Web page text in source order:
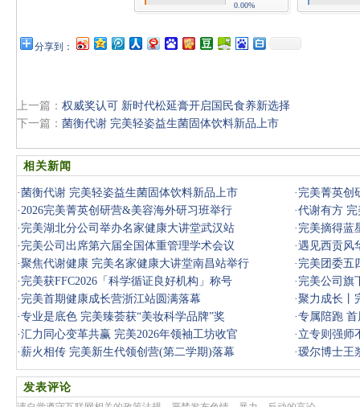
0.00%
分享到：
上一篇： 权威奖认可 新时代松延膏开启国民食养新选择
下一篇： 菌衡代谢 完美轻姿益生菌固体饮料新品上市
相关新闻
·菌衡代谢 完美轻姿益生菌固体饮料新品上市 · 完美菁英创
·2026完美菁英创研营&美容海外研习班举行 ·代谢有方 完
· 完美湖北分公司举办名家健康大讲堂武汉站 · 完美摘得蓝
· 完美公司出席第六届全国体重管理学术会议 ·遇见西贡风
·聚焦代谢健康 完美名家健康大讲堂南昌站举行 · 完美团委五
· 完美获FFC2026「科学循证良好机构」称号 · 完美公司旗
· 完美首期健康成长营浙江站圆满落幕 ·聚力成长丨
·专业是底色 完美臻荟获“美妆科学品牌”奖 ·专属陪跑 首
·汇力同心变革共赢 完美2026年领袖工坊收官 · 立专则强师
·薪火相传 完美新生代领创营(第二学期)落幕 ·瑷尔博士王
发表评论